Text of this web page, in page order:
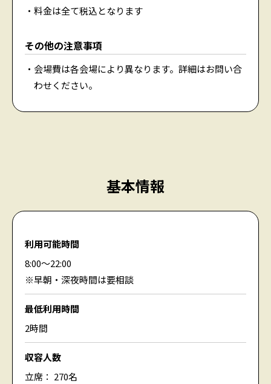
料金は全て税込となります
その他の注意事項
会場費は各会場により異なります。詳細はお問い合
わせください。
基本情報
利用可能時間
8:00〜22:00
※早朝・深夜時間は要相談
最低利用時間
2時間
収容人数
立席： 270名